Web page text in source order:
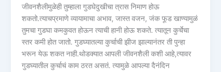
जीवनशैलीमुळेही तुम्हाला गुडघेदुखीचा त्रास निमाण होऊ
शकतो.त्याचप्रमाणे व्यायामाचा अभाव, जास्त वजन, जंक फूड खाण्यामुळं
तुमचा गुडघा कमकुवत होऊन त्याची हानी होऊ शकते. त्यातून कुर्चेचा
स्तर कमी होत जातो. गुडघ्यातल्या कुर्चाची झीज झाल्यानंतर ती पुन्हा
भरून येऊ शकत नाही.थोडक्यात आपली जीवनशैली कशी आहे,त्यावर
गुडघ्यातील कुर्चाचं काम ठरत असतं. त्यामुळे आपल्या दैनंदिन